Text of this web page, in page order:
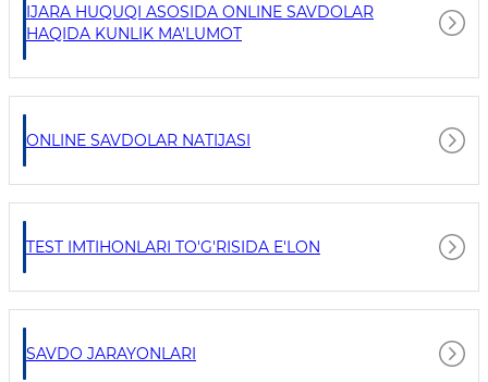
IJARA HUQUQI ASOSIDA ONLINE SAVDOLAR
HAQIDA KUNLIK MA'LUMOT
ONLINE SAVDOLAR NATIJASI
TEST IMTIHONLARI TO'G'RISIDA E'LON
SAVDO JARAYONLARI